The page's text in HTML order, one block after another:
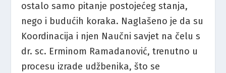
ostalo samo pitanje postojećeg stanja,
nego i budućih koraka. Naglašeno je da su
Koordinacija i njen Naučni savjet na čelu s
dr. sc. Erminom Ramadanović, trenutno u
procesu izrade udžbenika, što se